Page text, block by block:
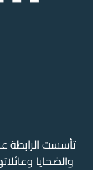
والضحايا